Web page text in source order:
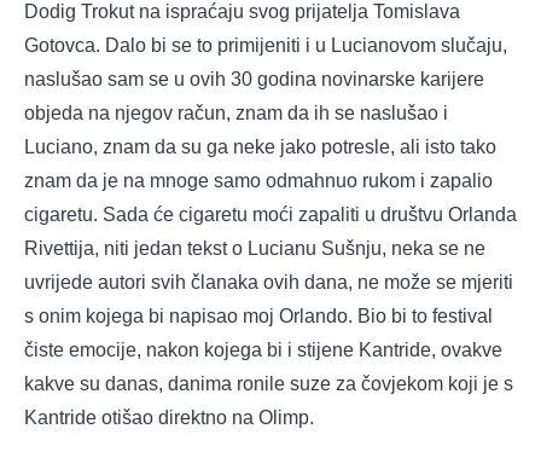
Dodig Trokut na ispraćaju svog prijatelja Tomislava
Gotovca. Dalo bi se to primijeniti i u Lucianovom slučaju,
naslušao sam se u ovih 30 godina novinarske karijere
objeda na njegov račun, znam da ih se naslušao i
Luciano, znam da su ga neke jako potresle, ali isto tako
znam da je na mnoge samo odmahnuo rukom i zapalio
cigaretu. Sada će cigaretu moći zapaliti u društvu Orlanda
Rivettija, niti jedan tekst o Lucianu Sušnju, neka se ne
uvrijede autori svih članaka ovih dana, ne može se mjeriti
s onim kojega bi napisao moj Orlando. Bio bi to festival
čiste emocije, nakon kojega bi i stijene Kantride, ovakve
kakve su danas, danima ronile suze za čovjekom koji je s
Kantride otišao direktno na Olimp.